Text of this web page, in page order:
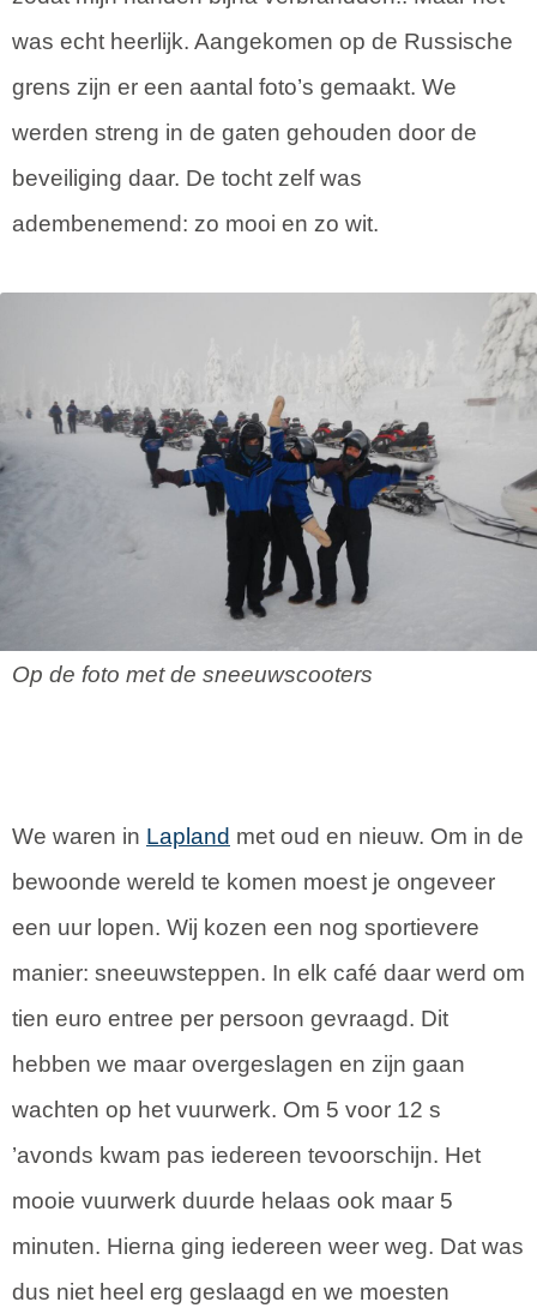
was echt heerlijk. Aangekomen op de Russische
grens zijn er een aantal foto’s gemaakt. We
werden streng in de gaten gehouden door de
beveiliging daar. De tocht zelf was
adembenemend: zo mooi en zo wit.
Op de foto met de sneeuwscooters
We waren in Lapland met oud en nieuw. Om in de
bewoonde wereld te komen moest je ongeveer
een uur lopen. Wij kozen een nog sportievere
manier: sneeuwsteppen. In elk café daar werd om
tien euro entree per persoon gevraagd. Dit
hebben we maar overgeslagen en zijn gaan
wachten op het vuurwerk. Om 5 voor 12 s
’avonds kwam pas iedereen tevoorschijn. Het
mooie vuurwerk duurde helaas ook maar 5
minuten. Hierna ging iedereen weer weg. Dat was
dus niet heel erg geslaagd en we moesten